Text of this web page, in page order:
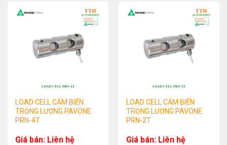
LOAD CELL CẢM BIẾN
TRỌNG LƯỢNG PAVONE
PRN-4T
Giá bán: Liên hệ
LOAD CELL CẢM BIẾN
TRỌNG LƯỢNG PAVONE
PRN-2T
Giá bán: Liên hệ